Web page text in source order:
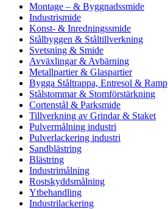
Montage – & Byggnadssmide
Industrismide
Konst- & Inredningssmide
Stålbyggen & Ståltillverkning
Svetsning & Smide
Avväxlingar & Avbärning
Metallpartier & Glaspartier
Bygga Ståltrappa, Entresol & Ramp
Stålstommar & Stomförstärkning
Cortenstål & Parksmide
Tillverkning av Grindar & Staket
Pulvermålning industri
Pulverlackering industri
Sandblästring
Blästring
Industrimålning
Rostskyddsmålning
Ytbehandling
Industrilackering